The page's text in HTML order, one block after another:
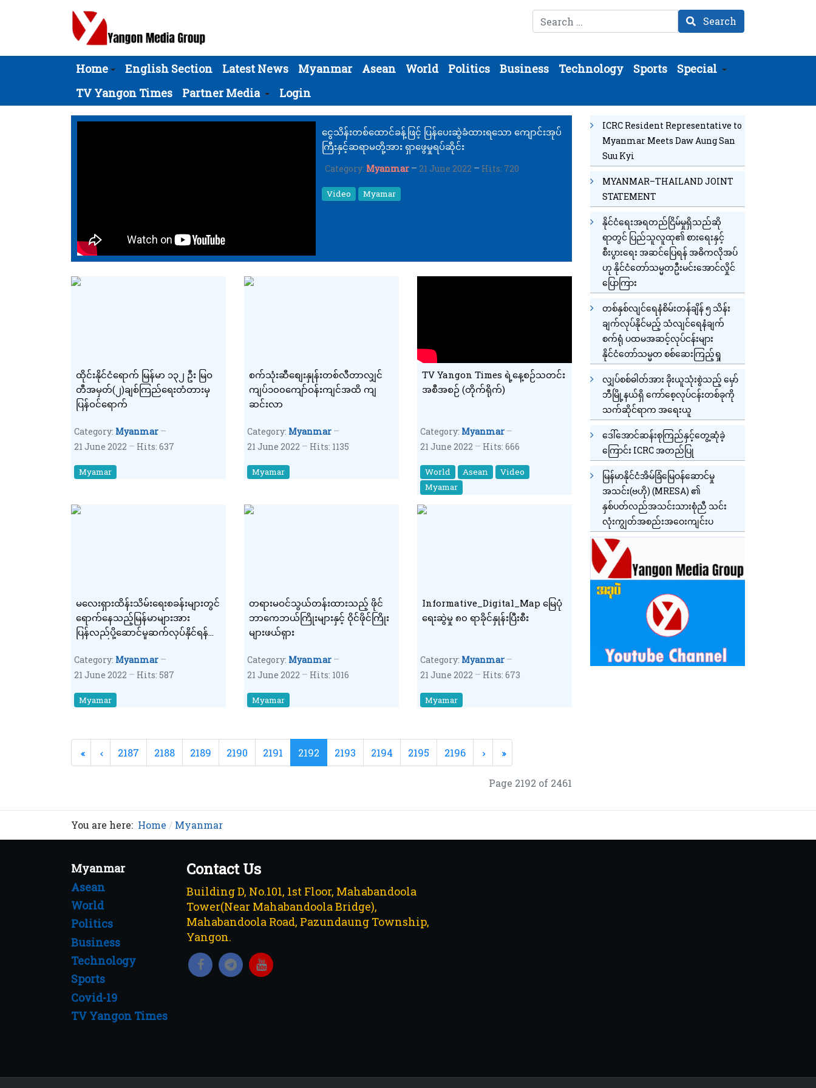
Search Search
Home English Section Latest News Myanmar Asean World Politics Business Technology Sports
Special
TV Yangon Times
Partner Media Login
ငွေသိန်းတစ်ထောင်ခန့်ဖြင့် ပြန်ပေးဆွဲခံထားရသော ကျောင်းအုပ်
ကြီးနှင့်ဆရာမတို့အား ရှာဖွေမှုရပ်ဆိုင်း
Category: Myanmar 21 June 2022 Hits: 720
Video Myamar
ထိုင်းနိုင်ငံရောက် မြန်မာ ၁၃၂ ဦး မြဝ
တီအမှတ်(၂)ချစ်ကြည်ရေးတံတားမှ
ပြန်ဝင်ရောက်
Category: Myanmar
21 June 2022
Hits: 637
Myamar
စက်သုံးဆီစျေးနှုန်းတစ်လီတာလျှင်
ကျပ်၁၀၀ကျော်ဝန်းကျင်အထိ ကျ
ဆင်းလာ
Category: Myanmar
21 June 2022
Hits: 1135
Myamar
TV Yangon Times ရဲ့နေ့စဉ်သတင်း
အစီအစဉ် (တိုက်ရိုက်)
Category: Myanmar
21 June 2022
Hits: 666
World Asean
Video
Myamar
မလေးရှားထိန်းသိမ်းရေးစခန်းများတွင်
ရောက်နေသည့်မြန်မာများအား
ပြန်လည်ပို့ဆောင်မှုဆက်လုပ်နိုင်ရန်
Category: Myanmar
21 June 2022
Hits: 587
Myamar
တရားမဝင်သွယ်တန်းထားသည့် ဖိုင်
ဘာကေဘယ်ကြိုးများနှင့် ဝိုင်ဖိုင်ကြိုး
များဖယ်ရှား
Category: Myanmar
21 June 2022
Hits: 1016
Myamar
Informative_Digital_Map မြေပုံ
ရေးဆွဲမှု ၈၀ ရာခိုင်နှုန်းပြီးစီး
Category: Myanmar
21 June 2022
Hits: 673
Myamar
2187 2188 2189 2190 2191 2192 2193 2194 2195 2196
Page 2192 of 2461
ICRC Resident Representative to
Myanmar Meets Daw Aung San
Suu Kyi
MYANMAR–THAILAND JOINT
STATEMENT
နိုင်ငံရေးအရတည်ငြိမ်မှုရှိသည်ဆို
ရာတွင် ပြည်သူလူထု၏ စားရေးနှင့်
စီးပွားရေး အဆင်ပြေရန် အဓိကလိုအပ်
ဟု နိုင်ငံတော်သမ္မတဦးမင်းအောင်လှိုင်
ပြောကြား
တစ်နှစ်လျင်ရေနံစိမ်းတန်ချိန် ၅ သိန်း
ချက်လုပ်နိုင်မည့် သံလျင်ရေနံချက်
စက်ရုံ ပထမအဆင့်လုပ်ငန်းများ
နိုင်ငံတော်သမ္မတ စစ်ဆေးကြည့်ရှု
လျှပ်စစ်ဓါတ်အား ခိုးယူသုံးစွဲသည့် မှော်
ဘီမြို့နယ်ရှိ ကော်စေ့လုပ်ငန်းတစ်ခုကို
သက်ဆိုင်ရာက အရေးယူ
ဒေါ်အောင်ဆန်းစုကြည်နှင့်တွေ့ဆုံခဲ့
ကြောင်း ICRC အတည်ပြု
မြန်မာနိုင်ငံအိမ်ခြံမြေဝန်ဆောင်မှု
အသင်း(ဗဟို) (MRESA) ၏
နှစ်ပတ်လည်အသင်းသားစုံညီ သင်း
လုံးကျွတ်အစည်းအဝေးကျင်းပ
You are here: Home Myanmar
Myanmar
Asean
World
Politics
Business
Technology
Sports
Covid-19
TV Yangon Times
Contact Us
Building D, No.101, 1st Floor, Mahabandoola
Tower(Near Mahabandoola Bridge),
Mahabandoola Road, Pazundaung Township,
Yangon.